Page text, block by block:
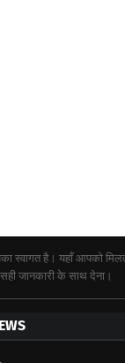
स्वागत है। यहाँ आपको
जानकारी के साथ देना।